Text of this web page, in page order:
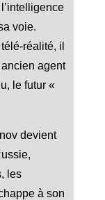
voie.
réalité, il
agent
le futur «
devient
les
à son